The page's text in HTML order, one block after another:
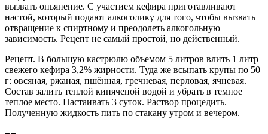
вызвать опьянение. С участием кефира приготавливают
настой, который подают алкоголику для того, чтобы вызвать
отвращение к спиртному и преодолеть алкогольную
зависимость. Рецепт не самый простой, но действенный.
Рецепт. В большую кастрюлю объемом 5 литров влить 1 литр
свежего кефира 3,2% жирности. Туда же всыпать крупы по 50
г: овсяная, ржаная, пшённая, гречневая, перловая, ячневая.
Состав залить теплой кипяченой водой и убрать в темное
теплое место. Настаивать 3 суток. Раствор процедить.
Полученную жидкость пить по стакану утром и вечером.